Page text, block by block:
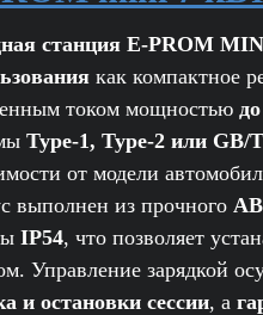
станция E-PROM
как компактное
током мощностью
Type-1, Type-2 или GB/T
от модели
выполнен из прочного
IP54, что позволяет
Управление зарядкой
и остановки сессии, а